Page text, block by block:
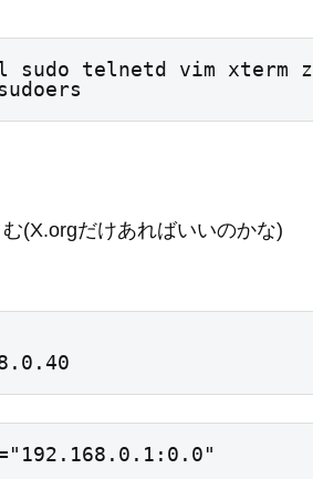
telnetd vim xterm
(X.orgだけあればいいのかな)